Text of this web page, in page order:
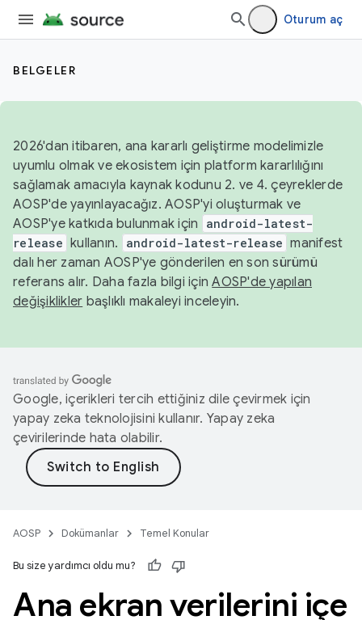
Oturum aç
BELGELER
2026'dan itibaren, ana kararlı geliştirme modelimizle
uyumlu olmak ve ekosistem için platform kararlılığını
sağlamak amacıyla kaynak kodunu 2. ve 4. çeyreklerde
AOSP'de yayınlayacağız. AOSP'yi oluşturmak ve
AOSP'ye katkıda bulunmak için
android-latest-
release kullanın. android-latest-release manifest
dalı her zaman AOSP'ye gönderilen en son sürümü
referans alır. Daha fazla bilgi içinAOSP'de yapılan
değişiklikler başlıklı makaleyi inceleyin.
Google, içerikleri tercih ettiğiniz dile çevirmek için
yapay zeka teknolojisini kullanır. Yapay zeka
çevirilerinde hata olabilir.
AOSP Dokümanlar Temel Konular
Bu size yardımcı oldu mu?
Ana ekran verilerini içe